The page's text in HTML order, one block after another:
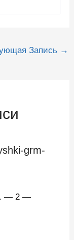
Запись →
grm-
— 2 —